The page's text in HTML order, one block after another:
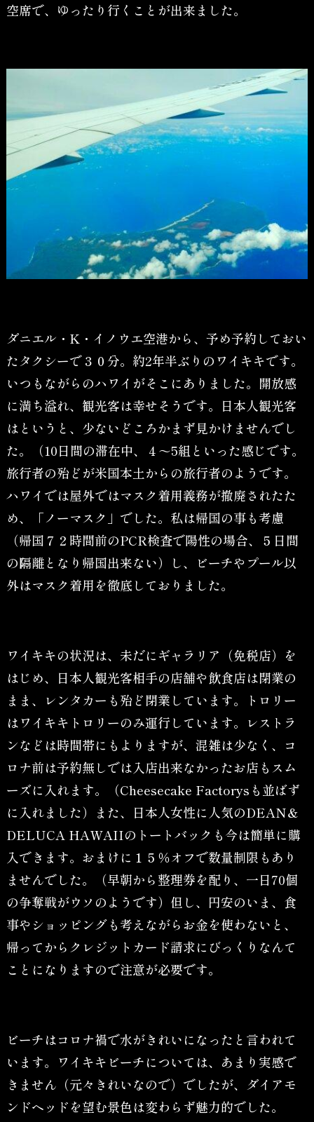
空席で、ゆったり行くことが出来ました。
ダニエル・K・イノウエ空港から、予め予約しておい
たタクシーで３０分。約2年半ぶりのワイキキです。
いつもながらのハワイがそこにありました。開放感
に満ち溢れ、観光客は幸せそうです。日本人観光客
はというと、少ないどころかまず見かけませんでし
た。（10日間の滞在中、４～5組といった感じです。
旅行者の殆どが米国本土からの旅行者のようです。
ハワイでは屋外ではマスク着用義務が撤廃されたた
め、「ノーマスク」でした。私は帰国の事も考慮
（帰国７２時間前のPCR検査で陽性の場合、５日間
の隔離となり帰国出来ない）し、ビーチやプール以
外はマスク着用を徹底しておりました。
ワイキキの状況は、未だにギャラリア（免税店）を
はじめ、日本人観光客相手の店舗や飲食店は閉業の
まま、レンタカーも殆ど閉業しています。トロリー
はワイキキトロリーのみ運行しています。レストラ
ンなどは時間帯にもよりますが、混雑は少なく、コ
ロナ前は予約無しでは入店出来なかったお店もスム
ーズに入れます。（Cheesecake Factorysも並ばず
に入れました）また、日本人女性に人気のDEAN＆
DELUCA HAWAIIのトートバックも今は簡単に購
入できます。おまけに１５％オフで数量制限もあり
ませんでした。（早朝から整理券を配り、一日70個
の争奪戦がウソのようです）但し、円安のいま、食
事やショッピングも考えながらお金を使わないと、
帰ってからクレジットカード請求にびっくりなんて
ことになりますので注意が必要です。
ビーチはコロナ禍で水がきれいになったと言われて
います。ワイキキビーチについては、あまり実感で
きません（元々きれいなので）でしたが、ダイアモ
ンドヘッドを望む景色は変わらず魅力的でした。